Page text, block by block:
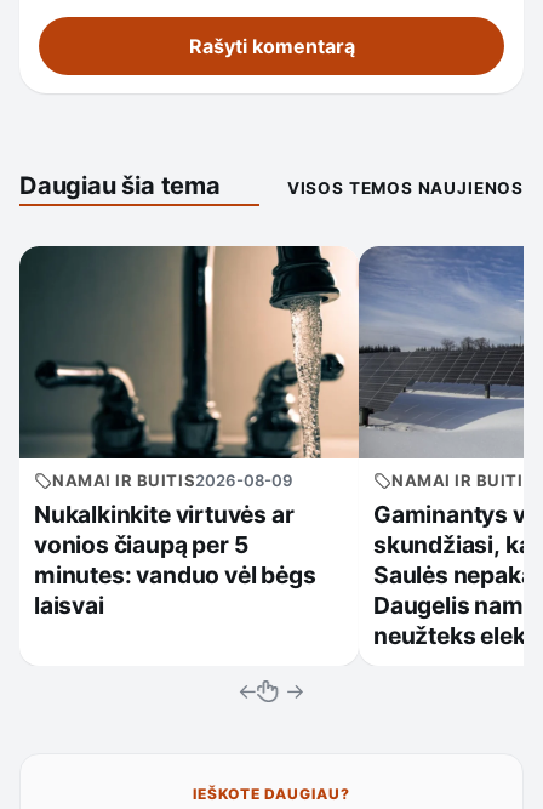
Daugiau šia tema VISOS TEMOS NAUJIENOS
NAMAI IR BUITIS2026-08-09
Nukalkinkite virtuvės ar
vonios čiaupą per 5
minutes: vanduo vėl bėgs
laisvai
NAMAI IR BUITIS
Gaminantys
skundžiasi,
Saulės
Daugelis
neužteks
← →
IEŠKOTE DAUGIAU?